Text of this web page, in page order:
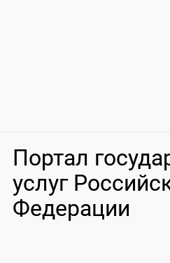
Портал
услуг
Федерации